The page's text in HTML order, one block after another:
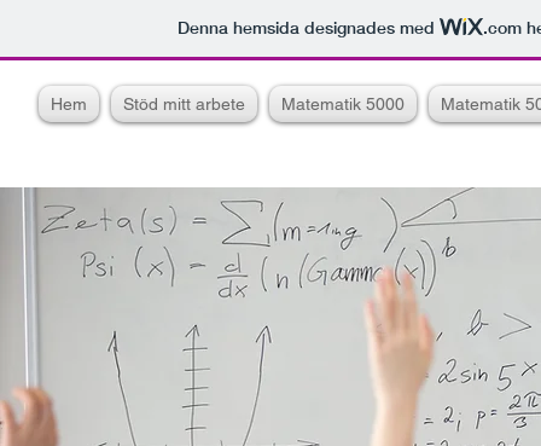
Denna hemsida designades med .com
Hem Stöd mitt arbete Matematik 5000 Matematik